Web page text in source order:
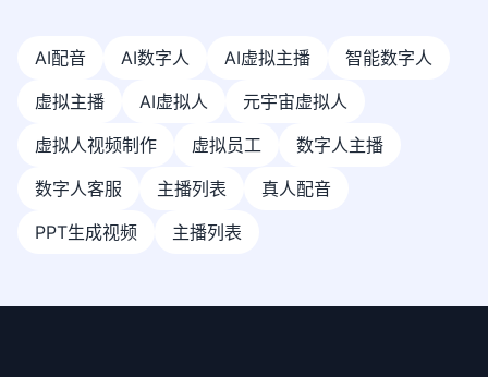
AI配音 AI数字人 AI虚拟主播
智能数字人
虚拟主播
AI虚拟人
元宇宙虚拟人
虚拟人视频制作
虚拟员工
数字人主播
数字人客服
主播列表
真人配音
PPT生成视频
主播列表